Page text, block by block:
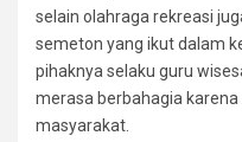
selain olahraga rekreasi
semeton yang ikut dalam
pihaknya selaku guru
merasa berbahagia
masyarakat.